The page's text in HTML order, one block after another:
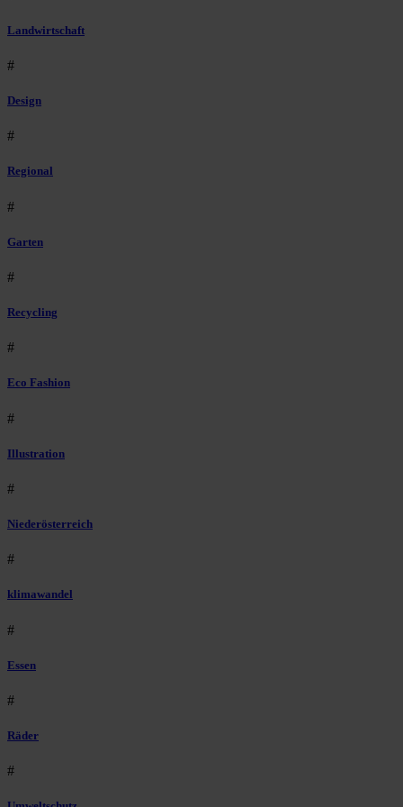
Landwirtschaft
#
Design
#
Regional
#
Garten
#
Recycling
#
Eco Fashion
#
Illustration
#
Niederösterreich
#
klimawandel
#
Essen
#
Räder
#